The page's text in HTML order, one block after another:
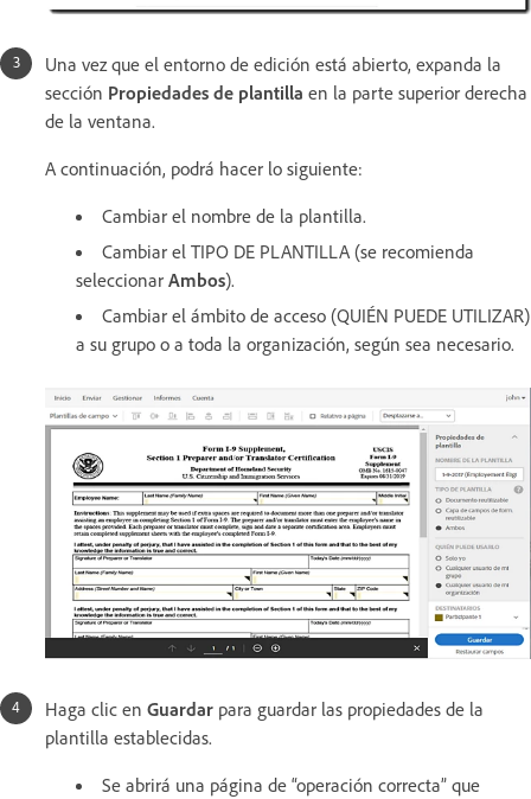
Una vez que el entorno de edición está abierto, expanda la
sección Propiedades de plantilla en la parte superior derecha
de la ventana.
A continuación, podrá hacer lo siguiente:
Cambiar el nombre de la plantilla.
Cambiar el TIPO DE PLANTILLA (se recomienda
seleccionar Ambos).
Cambiar el ámbito de acceso (QUIÉN PUEDE UTILIZAR)
a su grupo o a toda la organización, según sea necesario.
Haga clic en Guardar para guardar las propiedades de la
plantilla establecidas.
Se abrirá una página de “operación correcta” que